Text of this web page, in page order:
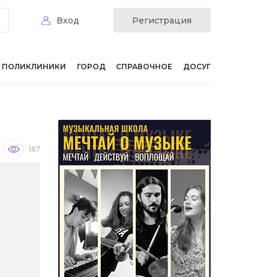
Вход Регистрация
ПОЛИКЛИНИКИ ГОРОД СПРАВОЧНОЕ ДОСУГ
167